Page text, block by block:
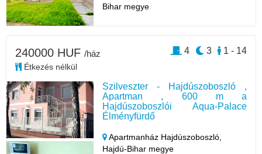
Bihar megye
Szilveszter - Hajdúszoboszló ,
Apartman , 600 m a
Hajdúszoboszlói Aqua-Palace
Élményfürdő
Apartmanház Hajdúszoboszló,
Hajdú-Bihar megye
240000 HUF /ház
Étkezés nélkül
1 - 14
3
4